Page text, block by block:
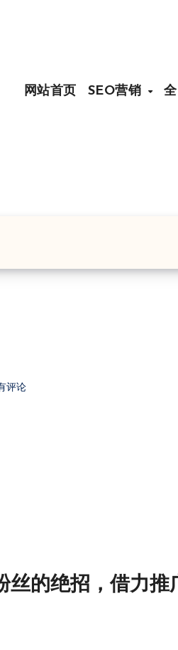
网站首页 SEO营销
评论
的绝招，借力推